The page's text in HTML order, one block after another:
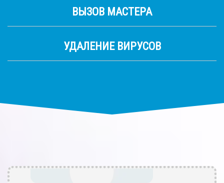
ВЫЗОВ МАСТЕРА
УДАЛЕНИЕ ВИРУСОВ